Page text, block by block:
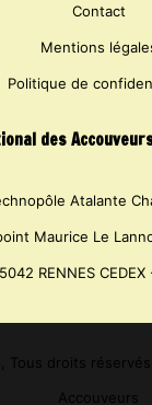
Contact
Mentions
Politique de
des
Atalante
Maurice Le
RENNES
Tous droits
Accouveurs